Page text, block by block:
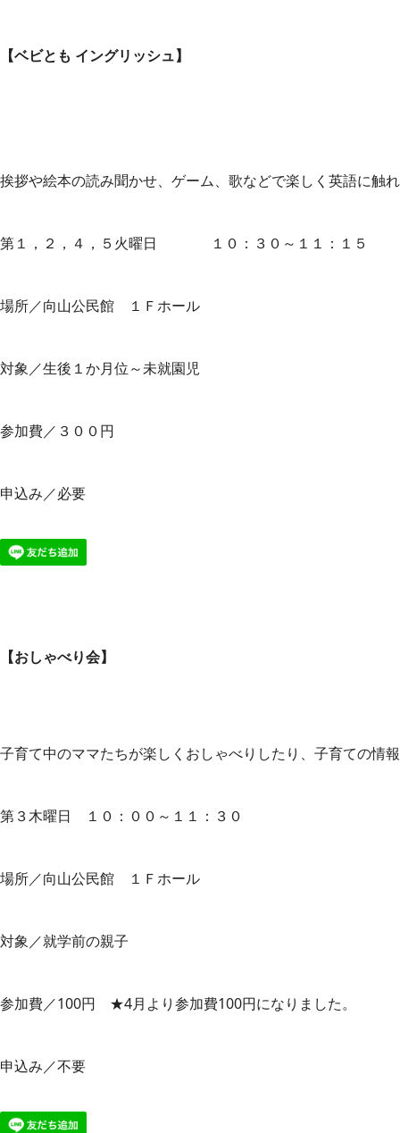
【ベビとも イングリッシュ】
挨拶や絵本の読み聞かせ、ゲーム、歌などで楽しく英語に触
第１，２，４，５火曜日 １０：３０～１１：１５
場所／向山公民館 １Ｆホール
対象／生後１か月位～未就園児
参加費／３００円
申込み／必要
【おしゃべり会】
子育て中のママたちが楽しくおしゃべりしたり、子育ての情
第３木曜日 １０：００～１１：３０
場所／向山公民館 １Ｆホール
対象／就学前の親子
参加費／100円 ★4月より参加費100円になりました。
申込み／不要